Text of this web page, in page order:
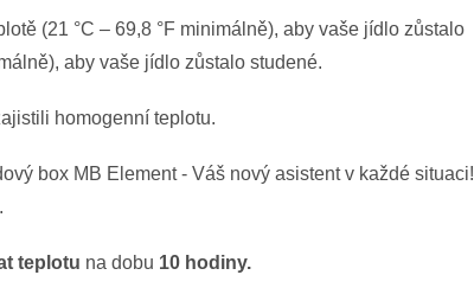
(21 °C – 69,8 °F minimálně), aby vaše jídlo zůstalo
aby vaše jídlo zůstalo studené.
homogenní teplotu.
box MB Element - Váš nový asistent v každé situaci!
teplotu na dobu 10 hodiny.